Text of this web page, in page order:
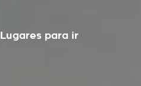
Lugares para ir